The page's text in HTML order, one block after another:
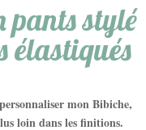
pants stylé
élastiqués
mon Bibiche,
loin dans les finitions.